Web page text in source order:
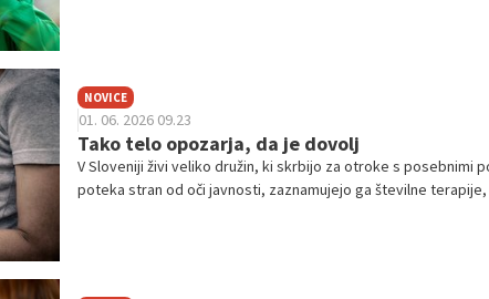
NOVICE
01. 06. 2026 09.23
Tako telo opozarja, da je dovolj
V Sloveniji živi veliko družin, ki skrbijo za otroke s posebnimi
poteka stran od oči javnosti, zaznamujejo ga številne